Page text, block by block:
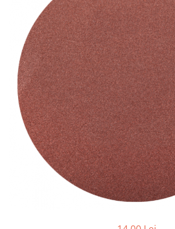
Plase umbrire
Plase anti insecte
Plase anti pasari
Plase anti buruieni
Plase castraveti
gard viu
Cosuri Pentru Gunoi
Butoaie pentru vin
Fose Septice
Utilaje agricole